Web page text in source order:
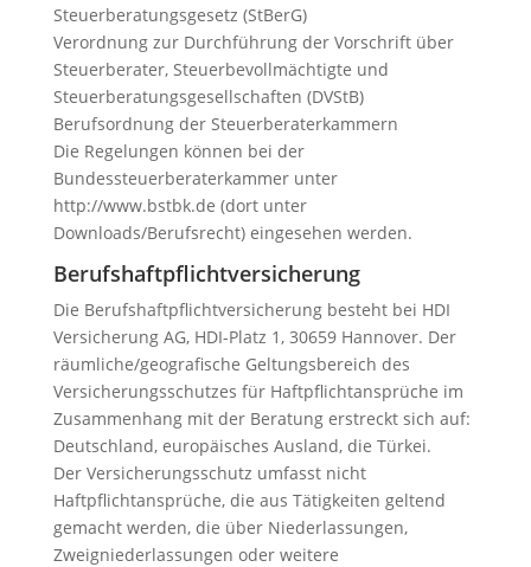
Steuerberatungsgesetz (StBerG)
Verordnung zur Durchführung der Vorschrift über
Steuerberater, Steuerbevollmächtigte und
Steuerberatungsgesellschaften (DVStB)
Berufsordnung der Steuerberaterkammern
Die Regelungen können bei der
Bundessteuerberaterkammer unter
http://www.bstbk.de (dort unter
Downloads/Berufsrecht) eingesehen werden.
Berufshaftpflichtversicherung
Die Berufshaftpflichtversicherung besteht bei HDI
Versicherung AG, HDI-Platz 1, 30659 Hannover. Der
räumliche/geografische Geltungsbereich des
Versicherungsschutzes für Haftpflichtansprüche im
Zusammenhang mit der Beratung erstreckt sich auf:
Deutschland, europäisches Ausland, die Türkei.
Der Versicherungsschutz umfasst nicht
Haftpflichtansprüche, die aus Tätigkeiten geltend
gemacht werden, die über Niederlassungen,
Zweigniederlassungen oder weitere